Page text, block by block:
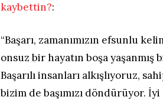
kaybettin?:
“Başarı, zamanımızın efsunlu
onsuz bir hayatın boşa
Başarılı insanları alkışlıyoruz,
bizim de başımızı döndürüyor.